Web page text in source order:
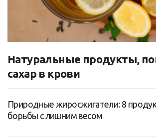
Натуральные продукты,
сахар в крови
Природные жиросжигатели: 8
борьбы с лишним весом